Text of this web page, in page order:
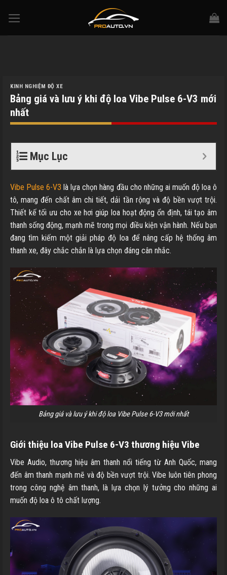
KINH NGHIỆM ĐỘ XE
Bảng giá và lưu ý khi độ loa Vibe Pulse 6-V3 mới
nhất
Mục Lục
Vibe Pulse 6-V3 là lựa chọn hàng đầu cho những ai muốn độ loa ô
tô, mang đến chất âm chi tiết, dải tần rộng và độ bền vượt trội.
Thiết kế tối ưu cho xe hơi giúp loa hoạt động ổn định, tái tạo âm
thanh sống động, mạnh mẽ trong mọi điều kiện vận hành. Nếu bạn
đang tìm kiếm một giải pháp độ loa để nâng cấp hệ thống âm
thanh xe, đây chắc chắn là lựa chọn đáng cân nhắc.
Bảng giá và lưu ý khi độ loa Vibe Pulse 6-V3 mới nhất
Giới thiệu loa Vibe Pulse 6-V3 thương hiệu Vibe
Vibe Audio, thương hiệu âm thanh nổi tiếng từ Anh Quốc, mang
đến âm thanh mạnh mẽ và độ bền vượt trội. Vibe luôn tiên phong
trong công nghệ âm thanh, là lựa chọn lý tưởng cho những ai
muốn độ loa ô tô chất lượng.